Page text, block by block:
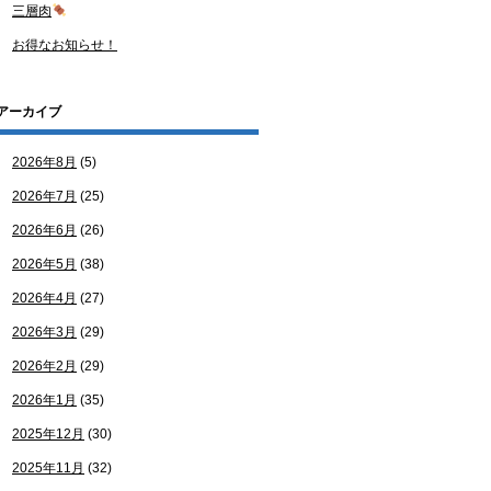
三層肉
お得なお知らせ！
ーカイブ
2026年8月 (5)
2026年7月 (25)
2026年6月 (26)
2026年5月 (38)
2026年4月 (27)
2026年3月 (29)
2026年2月 (29)
2026年1月 (35)
2025年12月 (30)
2025年11月 (32)